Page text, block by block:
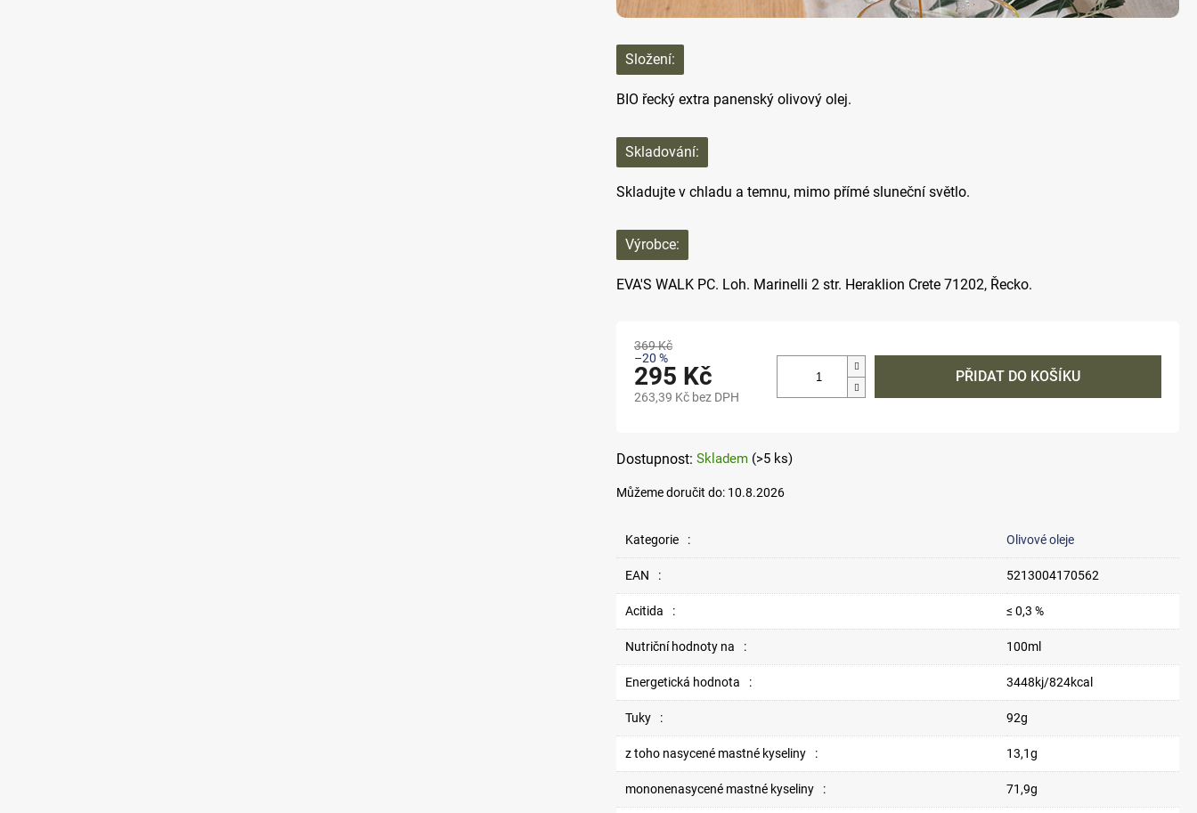
Skladem (>5 ks)
Můžeme doručit do: 10.8.2026
Složení:
BIO řecký extra panenský olivový olej.
Skladování:
Skladujte v chladu a temnu, mimo přímé sluneční světlo.
Výrobce:
EVA'S WALK PC. Loh. Marinelli 2 str. Heraklion Crete 71202, Řecko.
369 Kč
–20 %
295 Kč
263,39 Kč bez DPH
PŘIDAT DO KOŠÍKU
Kategorie : Olivové oleje
EAN : 5213004170562
Acitida : ≤ 0,3 %
Nutriční hodnoty na : 100ml
Energetická hodnota : 3448kj/824kcal
Tuky : 92g
z toho nasycené mastné kyseliny : 13,1g
mononenasycené mastné kyseliny : 71,9g